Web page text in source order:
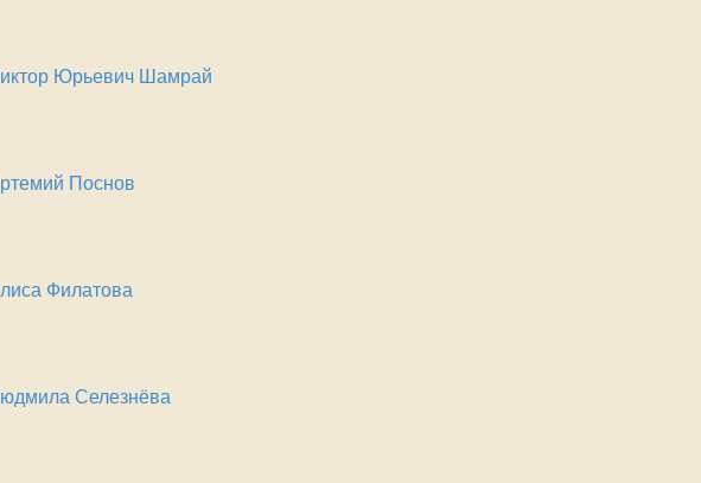
Юрьевич Шамрай
Поснов
Филатова
Селезнёва